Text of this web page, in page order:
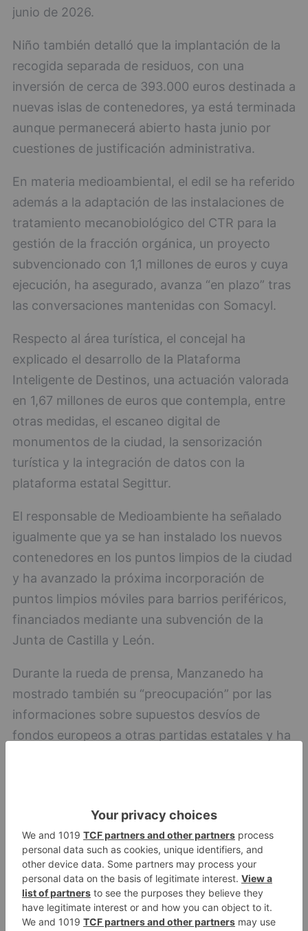
junio de 2026.
Niño también detalló que la implantación de la
recogida separada de residuos, con una
inversión de cerca de 393.000 euros destinada a
nuevas islas de contenedores, ya está terminada
aunque permanecerá abierto hasta junio por
cuestiones de justificación administrativa.
En materia medioambiental, el edil se ha referido
además a la adaptación de las instalaciones de
tratamiento mecanobiológico del CTR para la
gestión de la fracción orgánica, un proyecto
subvencionado con 1,1 millones de euros y cuya
ejecución, ha asegurado, avanza “en plazo” tras
las conversaciones mantenidas con Somacyl.
Respecto al área turística, el concejal ha
explicado el desarrollo de la Plataforma
Inteligente de Destinos, una actuación valorada
en 1,67 millones de euros que contempla, entre
otras medidas, el escaneo digital de
monumentos de la ciudad, la sensorización
turística y la integración de datos con la
plataforma estatal Segittur.
El responsable de Medioambiente ha señalado
igualmente que ya se han instalado los nuevos
contenedores en los puntos limpios de la ciudad
y ha avanzado la próxima incorporación de
puntos limpios móviles para barrios periféricos,
financiados mediante una subvención de la
Junta de Castilla y León.
Durante la rueda de prensa, Manzanedo ha
mostrado también su “preocupación” por las
informaciones sobre supuestos desvíos de
fondos europeos a otras partidas estatales y ha
a una línea de ayudas para vivienda asequible en
Gamonal valorada en 20 millones de euros, de
los cuales aspiraba a recibir 12 millones de
financiación europea.